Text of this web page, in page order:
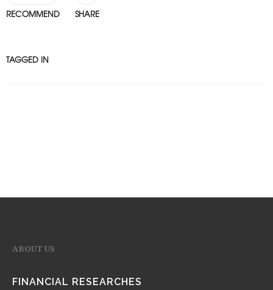
RECOMMEND SHARE
TAGGED IN
ABOUT US
FINANCIAL RESEARCHES